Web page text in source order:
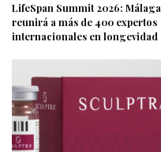
LifeSpan Summit 2026: Málaga
reunirá a más de 400 expertos
internacionales en longevidad